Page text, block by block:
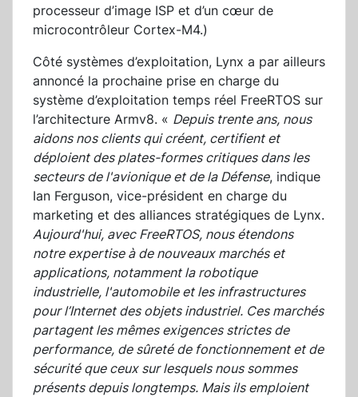
processeur d’image ISP et d’un cœur de
microcontrôleur Cortex-M4.)
Côté systèmes d’exploitation, Lynx a par ailleurs
annoncé la prochaine prise en charge du
système d’exploitation temps réel FreeRTOS sur
l’architecture Armv8. « Depuis trente ans, nous
aidons nos clients qui créent, certifient et
déploient des plates-formes critiques dans les
secteurs de l'avionique et de la Défense, indique
Ian Ferguson, vice-président en charge du
marketing et des alliances stratégiques de Lynx.
Aujourd'hui, avec FreeRTOS, nous étendons
notre expertise à de nouveaux marchés et
applications, notamment la robotique
industrielle, l'automobile et les infrastructures
pour l’Internet des objets industriel. Ces marchés
partagent les mêmes exigences strictes de
performance, de sûreté de fonctionnement et de
sécurité que ceux sur lesquels nous sommes
présents depuis longtemps. Mais ils emploient